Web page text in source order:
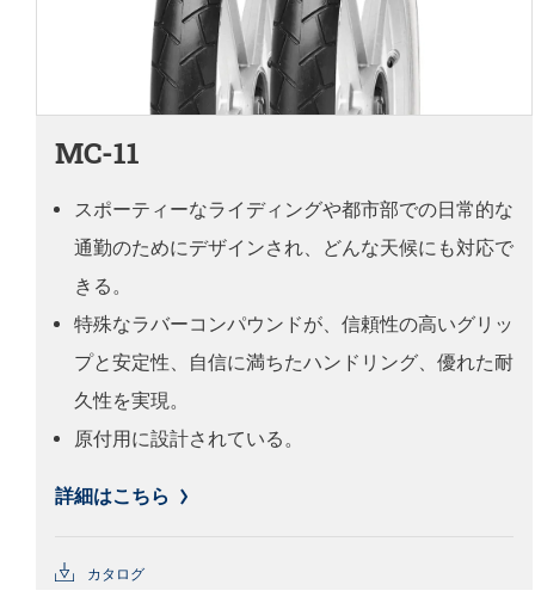
MC-11
スポーティーなライディングや都市部での日常的な
通勤のためにデザインされ、どんな天候にも対応で
きる。
特殊なラバーコンパウンドが、信頼性の高いグリッ
プと安定性、自信に満ちたハンドリング、優れた耐
久性を実現。
原付用に設計されている。
詳細はこちら
カタログ